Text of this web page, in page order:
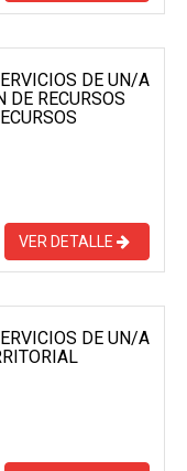
DE UN/A
RECURSOS
VER DETALLE
DE UN/A